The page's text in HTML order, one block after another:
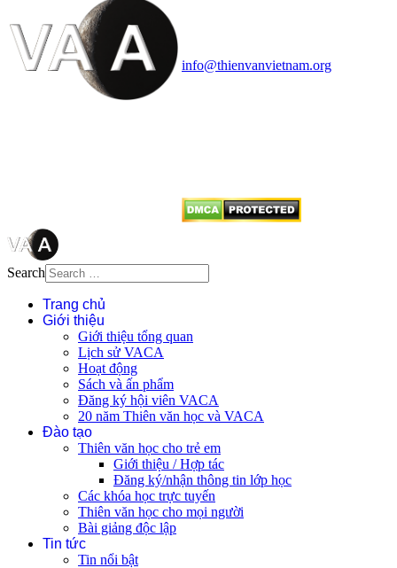
info@thienvanvietnam.org
Search
Trang chủ
Giới thiệu
Giới thiệu tổng quan
Lịch sử VACA
Hoạt động
Sách và ấn phẩm
Đăng ký hội viên VACA
20 năm Thiên văn học và VACA
Đào tạo
Thiên văn học cho trẻ em
Giới thiệu / Hợp tác
Đăng ký/nhận thông tin lớp học
Các khóa học trực tuyến
Thiên văn học cho mọi người
Bài giảng độc lập
Tin tức
Tin nổi bật